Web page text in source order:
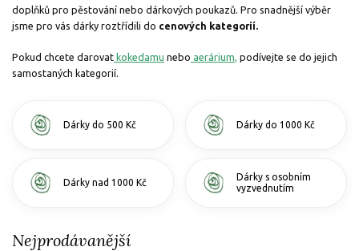
doplňků pro pěstování nebo dárkových poukazů. Pro snadnější výběr
jsme pro vás dárky roztřídili do cenových kategorií.
Pokud chcete darovat kokedamu nebo aerárium, podívejte se do jejich
samostaných kategorií.
Dárky do 500 Kč Dárky do 1000 Kč
Dárky nad 1000 Kč
Dárky s osobním
vyzvednutím
Nejprodávanější